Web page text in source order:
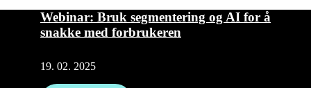
Webinar: Bruk segmentering og AI for å
snakke med forbrukeren
19. 02. 2025